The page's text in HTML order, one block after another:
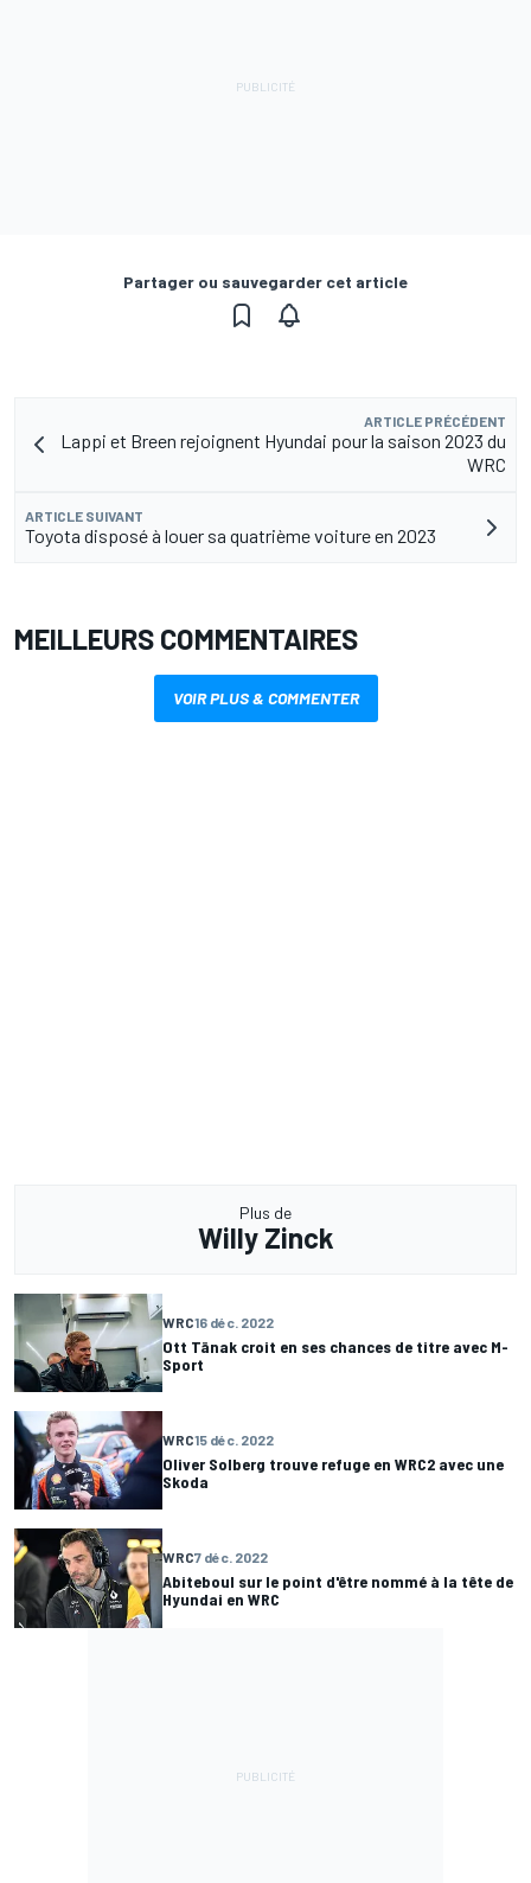
Partager ou sauvegarder cet article
ARTICLE PRÉCÉDENT
Lappi et Breen rejoignent Hyundai pour la saison 2023 du
WRC
ARTICLE SUIVANT
Toyota disposé à louer sa quatrième voiture en 2023
MEILLEURS COMMENTAIRES
VOIR PLUS & COMMENTER
Plus de
Willy Zinck
WRC16 déc. 2022
Ott Tänak croit en ses chances de titre avec M-
Sport
WRC15 déc. 2022
Oliver Solberg trouve refuge en WRC2 avec une
Skoda
WRC7 déc. 2022
Abiteboul sur le point d'être nommé à la tête de
Hyundai en WRC